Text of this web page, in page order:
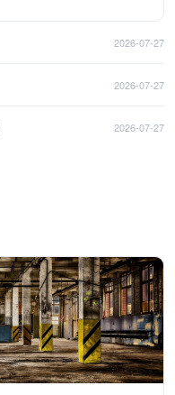
2026-07-27
2026-07-27
2026-07-27